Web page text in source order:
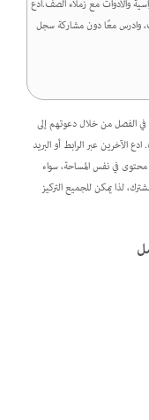
والأدوات مع زملاء الصف.ادعُ
وادرس معًا دون مشاركة سجل
في الفصل من خلال دعوتهم إلى
الآخرين عبر الرابط أو البريد
محتوى في نفس المساحة، سواء
لذا يمكن للجميع التركيز